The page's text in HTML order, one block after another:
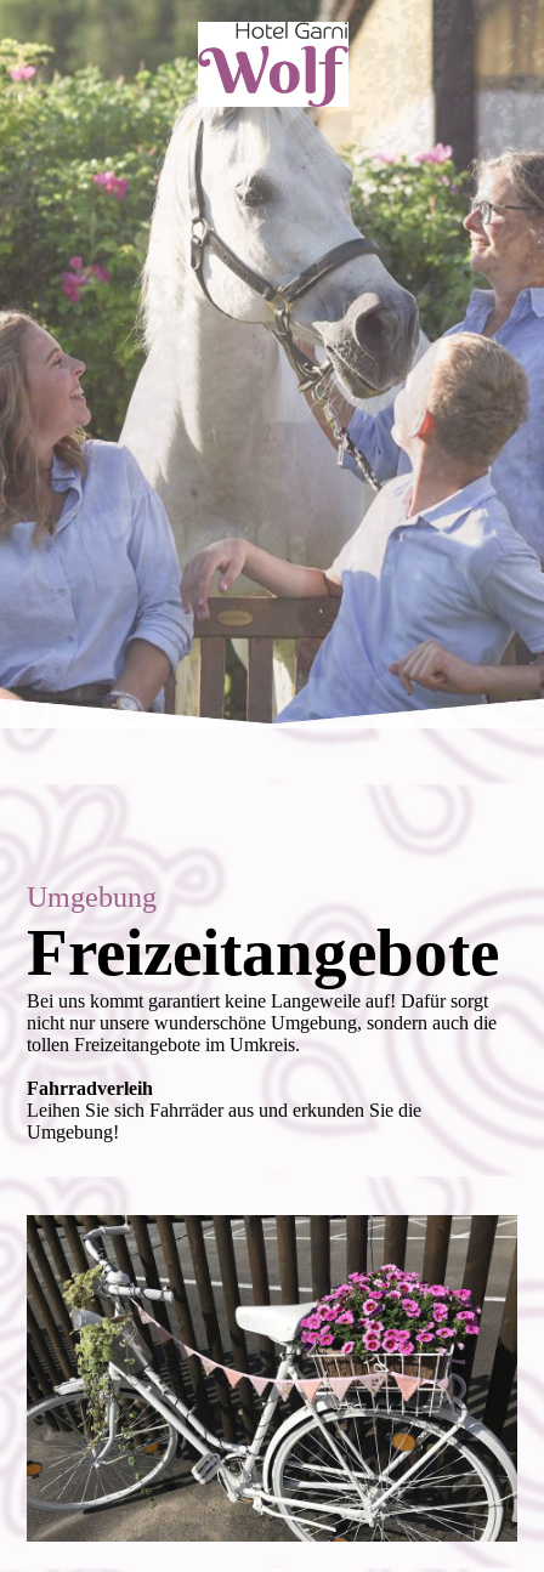
Umgebung
Freizeitangebote
Bei uns kommt garantiert keine Langeweile auf! Dafür sorgt
nicht nur unsere wunderschöne Umgebung, sondern auch die
tollen Freizeitangebote im Umkreis.
Fahrradverleih
Leihen Sie sich Fahrräder aus und erkunden Sie die
Umgebung!